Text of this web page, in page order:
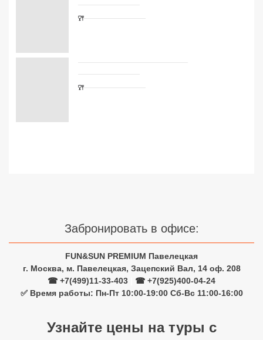
Забронировать в офисе:
FUN&SUN PREMIUM Павелецкая
г. Москва, м. Павелецкая, Зацепский Вал, 14 оф. 208
☎ +7(499)11-33-403
☎ +7(925)400-04-24
✅ Время работы: Пн-Пт 10:00-19:00 Сб-Вс 11:00-16:00
Узнайте цены на туры с
Сетевые отели Египта
Сетевые отели Таиланда